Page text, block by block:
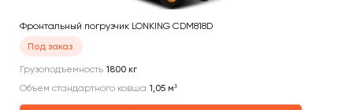
Фронтальный погрузчик LONKING CDM818D
Под заказ
Грузоподъемность 1800 кг
Объем стандартного ковша 1,05 м³